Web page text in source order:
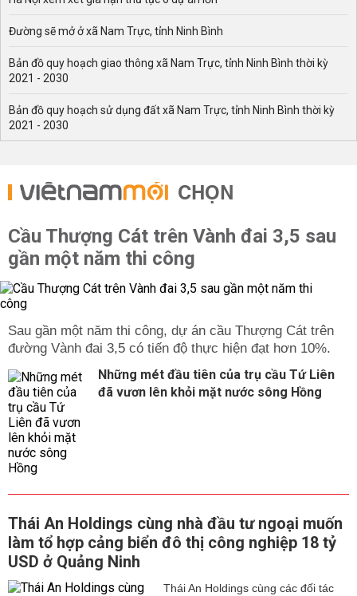
Đường sẽ mở ở xã Nam Trực, tỉnh Ninh Bình
Bản đồ quy hoạch giao thông xã Nam Trực, tỉnh Ninh Bình thời kỳ
2021 - 2030
Bản đồ quy hoạch sử dụng đất xã Nam Trực, tỉnh Ninh Bình thời kỳ
2021 - 2030
CHỌN
Cầu Thượng Cát trên Vành đai 3,5 sau
gần một năm thi công
Sau gần một năm thi công, dự án cầu Thượng Cát trên
đường Vành đai 3,5 có tiến độ thực hiện đạt hơn 10%.
Những mét đầu tiên của trụ cầu Tứ Liên
đã vươn lên khỏi mặt nước sông Hồng
Thái An Holdings cùng nhà đầu tư ngoại muốn
làm tổ hợp cảng biển đô thị công nghiệp 18 tỷ
USD ở Quảng Ninh
Thái An Holdings cùng các đối tác